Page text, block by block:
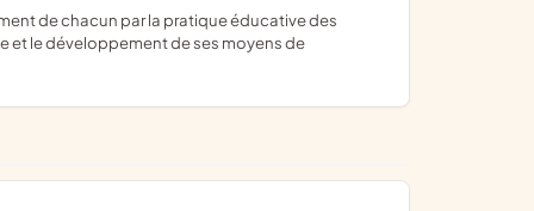
et le développement de ses moyens de